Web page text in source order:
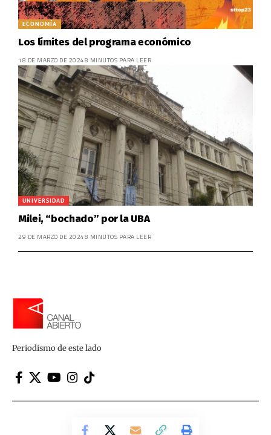
ECONOMÍA
Los límites del programa económico
18 DE MARZO DE 20248 MINUTOS PARA LEER
UNIVERSIDAD
Milei, “bochado” por la UBA
29 DE MARZO DE 20248 MINUTOS PARA LEER
Periodismo de este lado
Canal Abierto | Periodismo de este lado